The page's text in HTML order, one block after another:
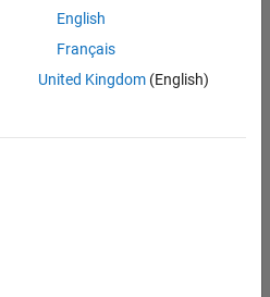
English
Français
United Kingdom(English)